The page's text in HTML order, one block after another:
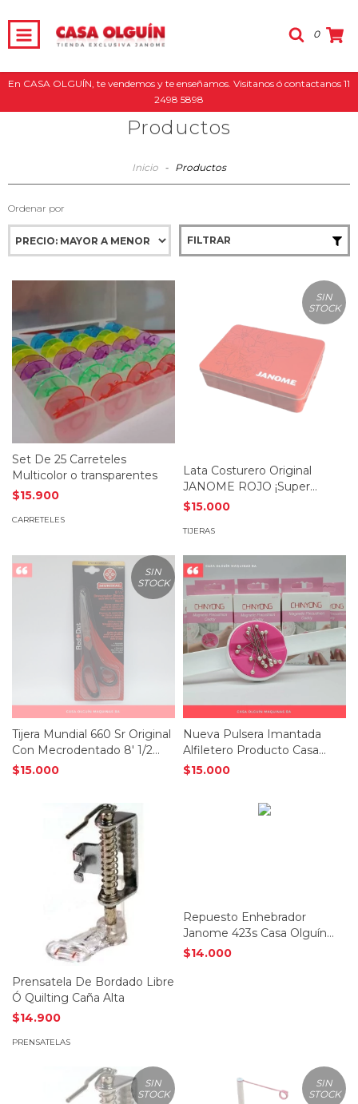
0
En CASA OLGUÍN, te vendemos y te enseñamos. Visitanos ó contactanos 11
2498 5898
Productos
Inicio - Productos
Ordenar por
FILTRAR
Set De 25 Carreteles
Multicolor o transparentes
$15.900
CARRETELES
SIN
STOCK
Lata Costurero Original
JANOME ROJO ¡Super
práctico!!!
$15.000
TIJERAS
SIN
STOCK
Tijera Mundial 660 Sr Original
Con Mecrodentado 8' 1/2
Telas
$15.000
Nueva Pulsera Imantada
Alfiletero Producto Casa
Olguín
$15.000
Prensatela De Bordado Libre
Ó Quilting Caña Alta
$14.900
PRENSATELAS
Repuesto Enhebrador
Janome 423s Casa Olguín
Maquinas Ba
$14.000
SIN
STOCK
SIN
STOCK